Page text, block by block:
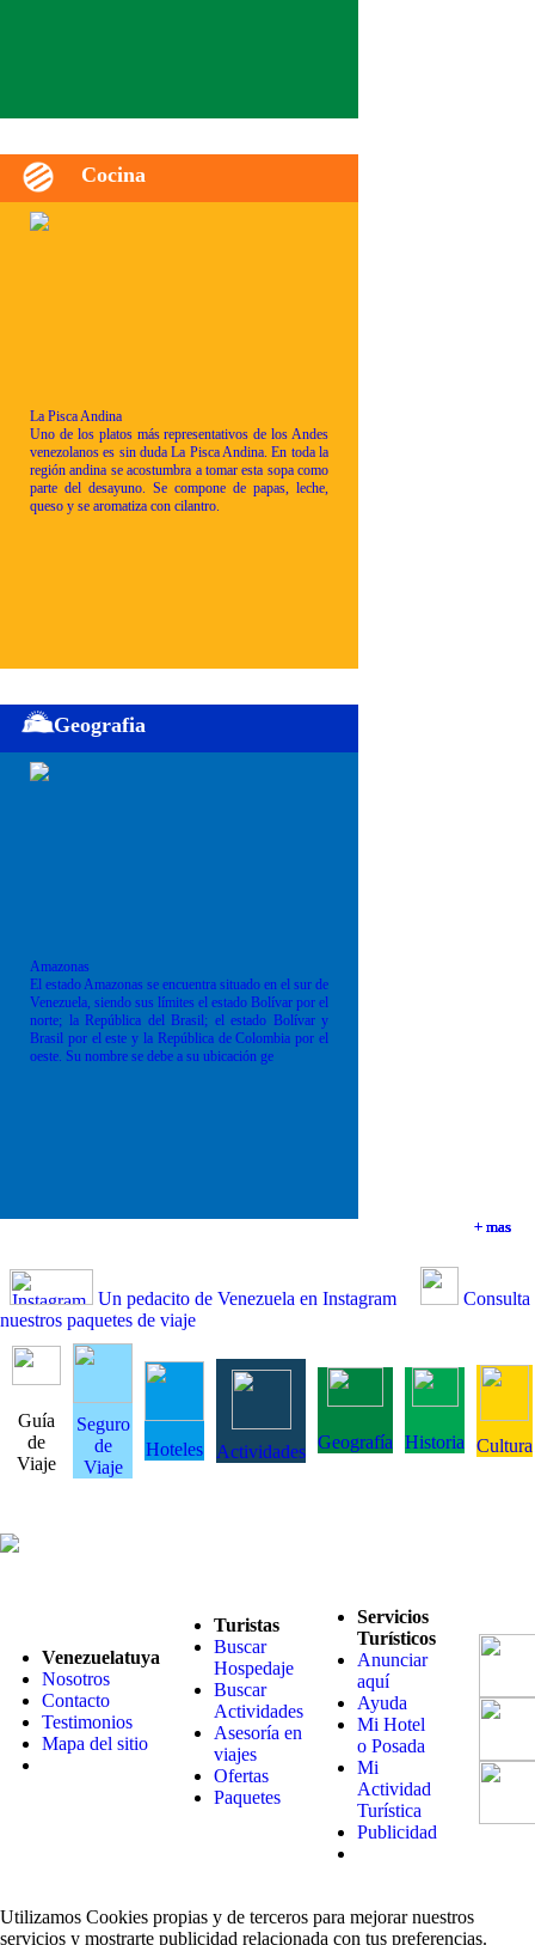
+ mas
+ mas
Cocina
La Pisca Andina
Uno de los platos más representativos de los Andes
venezolanos es sin duda La Pisca Andina. En toda la
región andina se acostumbra a tomar esta sopa como
parte del desayuno. Se compone de papas, leche,
queso y se aromatiza con cilantro.
+ mas
Geografia
Amazonas
El estado Amazonas se encuentra situado en el sur de
Venezuela, siendo sus límites el estado Bolívar por el
norte; la República del Brasil; el estado Bolívar y
Brasil por el este y la República de Colombia por el
oeste. Su nombre se debe a su ubicación ge
+ mas
Un pedacito de Venezuela en Instagram
Consulta
nuestros paquetes de viaje
Guía
de
Viaje
Seguro
de
Viaje
Hoteles Actividades Geografía Historia Cultura
Venezuelatuya
Nosotros
Contacto
Testimonios
Mapa del sitio
Turistas
Buscar
Hospedaje
Buscar
Actividades
Asesoría en
viajes
Ofertas
Paquetes
Servicios
Turísticos
Anunciar
aquí
Ayuda
Mi Hotel
o Posada
Mi
Actividad
Turística
Publicidad
Utilizamos Cookies propias y de terceros para mejorar nuestros
servicios y mostrarte publicidad relacionada con tus preferencias.